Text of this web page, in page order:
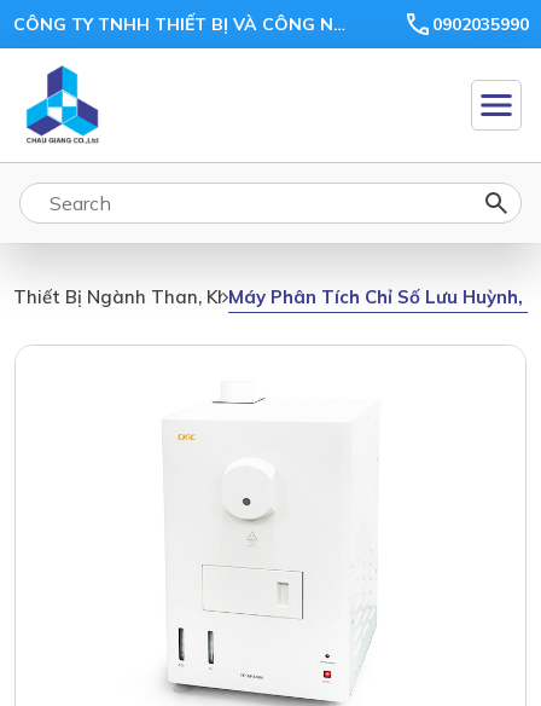
CÔNG TY TNHH THIẾT BỊ VÀ CÔNG NGHỆ CHÂU GIANG 0902035990
Thiết Bị Ngành Than, Khoáng Sản, Ceramic, Xi Măng
Máy Phân Tích Chỉ Số Lưu Huỳnh,